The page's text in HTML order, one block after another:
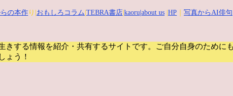
の本作 り| おもしろコラム TEBRA書店 kaoru |about us HP 写真からAI俳句
する情報を紹介・共有するサイトです。
ご自分自身のために
ょう！